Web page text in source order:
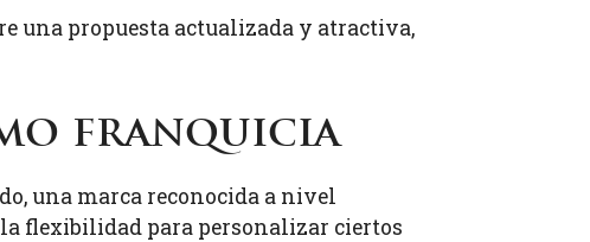
una propuesta actualizada y atractiva,
franquicia
una marca reconocida a nivel
flexibilidad para personalizar ciertos